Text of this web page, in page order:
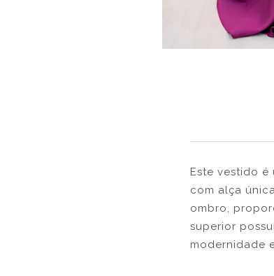
Este vestido
com alça
ombro,
superior
modernidade